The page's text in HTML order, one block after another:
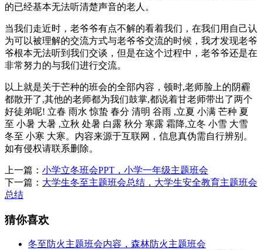
的已经基本无法听清楚声音的老人。
当我们走近时，老爷爷有点不解的看着我们，在我们用自己认
为可以被理解的交流方式与老爷爷交流的时候，我才发现老爷
爷根本无法听到我们交谈，但是在这个过程中，老爷爷还是在
非常努力的与我们进行交流。
以上就是关于芒种的班会的全部内容，顿时,老师脸上的阴霾
都散开了,其他的老师都为我们鼓掌,都说着甘老师带出了两个
好徒弟呢! 立春 雨水 惊蛰 春分 清明 谷雨 ,立夏 小满 芒种 夏
至 小暑 大暑 ,立秋 处暑 白露 秋分 寒露 霜降,立冬 小雪 大雪
冬至 小寒 大寒。内容来源于互联网，信息真伪需自行辨别。
如有侵权请联系删除。
上一篇： 小学立冬班会PPT，小学一年级主题班会
下一篇： 大学生冬至主题班会总结，大学生安全教育主题班会
总结
猜你喜欢
冬至防火主题班会内容，森林防火主题班会